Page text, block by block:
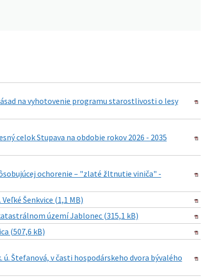
na vyhotovenie programu starostlivosti o lesy
celok Stupava na obdobie rokov 2026 - 2035
ochorenie – "zlaté žltnutie viniča" -
Šenkvice (1,1 MB)
území Jablonec (315,1 kB)
(507,6 kB)
Štefanová, v časti hospodárskeho dvora bývalého